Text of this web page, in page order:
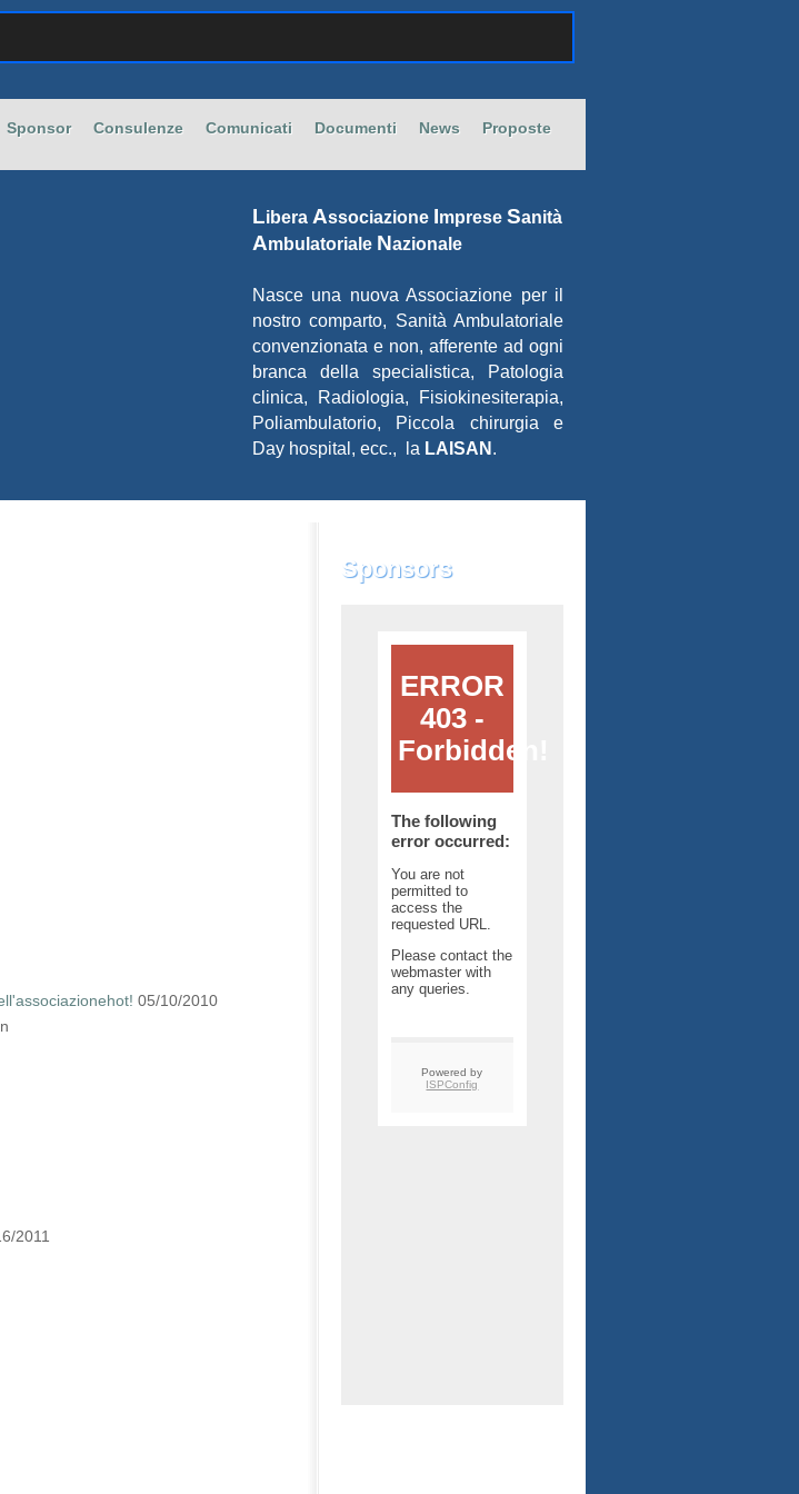
Sponsor Consulenze Comunicati Documenti News Proposte
Libera Associazione Imprese Sanità
Ambulatoriale Nazionale
Nasce una nuova Associazione per il
nostro comparto, Sanità Ambulatoriale
convenzionata e non, afferente ad ogni
branca della specialistica, Patologia
clinica, Radiologia, Fisiokinesiterapia,
Poliambulatorio, Piccola chirurgia e
Day hospital, ecc., la LAISAN .
hot! 05/10/2010
2011
Sponsors